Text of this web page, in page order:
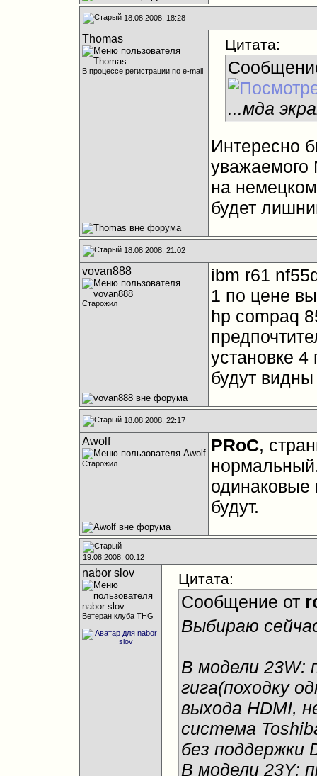
18.08.2008, 18:28
Thomas
В процессе регистрации по e-mail
Цитата:
...мда
Интересно
уважаемого
на
будет
18.08.2008, 21:02
vovan888
Старожил
ibm r61
1 по цене
hp compaq
установке 4
будут видны
18.08.2008, 22:17
Awolf
Старожил
PRoC,
одинаковые
будут.
19.08.2008, 00:12
nabor slov
Ветеран клуба THG
Цитата:
Сообщение от
Выбираю
В модели 23W:
гига(походку
выхода HDMI,
система
без поддержки
В модели 23Y: